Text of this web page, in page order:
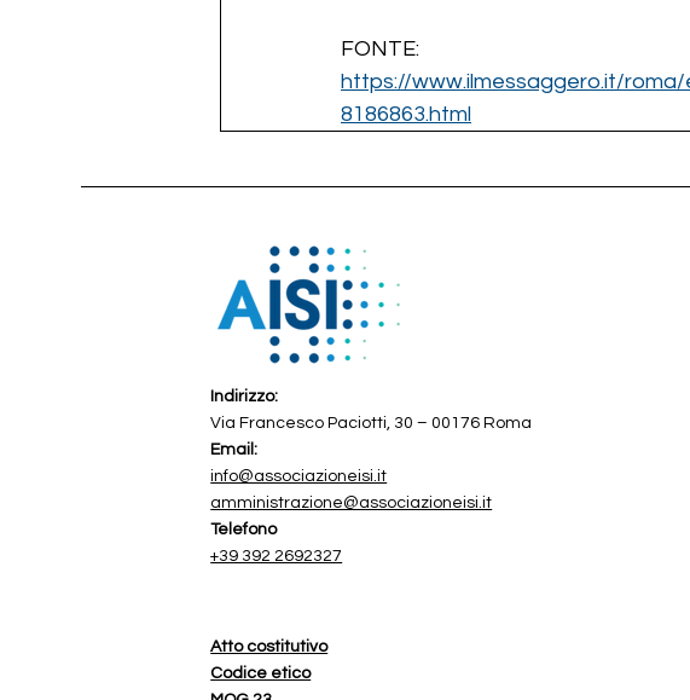
FONTE:
https://www.ilmessaggero.it/
8186863.html
Indirizzo:
Via Francesco Paciotti, 30 – 00176 Roma
Email:
info@associazioneisi.it
amministrazione@associazioneisi.it
Telefono
+39 392 2692327
Atto costitutivo
Codice etico